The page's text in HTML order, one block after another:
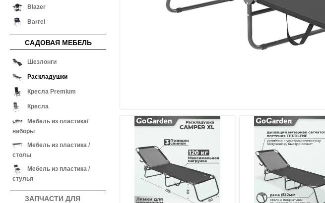
Blazer
Barrel
САДОВАЯ МЕБЕЛЬ
Шезлонги
Раскладушки
Кресла Premium
Кресла
Мебель из пластика/
наборы
Мебель из пластика /
столы
Мебель из пластика /
стулья
ЗАПЧАСТИ ДЛЯ